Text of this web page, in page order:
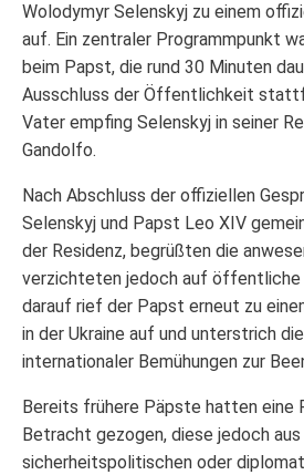
Wolodymyr Selenskyj zu einem
auf. Ein zentraler Programmpunkt
beim Papst, die rund 30 Minuten
Ausschluss der Öffentlichkeit
Vater empfing Selenskyj in seiner
Gandolfo.
Nach Abschluss der offiziellen
Selenskyj und Papst Leo XIV
der Residenz, begrüßten die
verzichteten jedoch auf öffentliche
darauf rief der Papst erneut zu
in der Ukraine auf und unterstrich
internationaler Bemühungen zur
Bereits frühere Päpste hatten eine
Betracht gezogen, diese jedoch aus
sicherheitspolitischen oder